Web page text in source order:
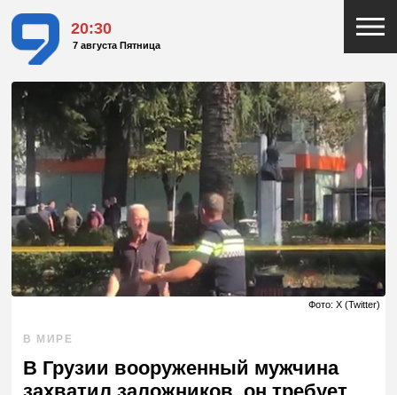
20:30
7 августа Пятница
Фото: X (Twitter)
В МИРЕ
В Грузии вооруженный мужчина